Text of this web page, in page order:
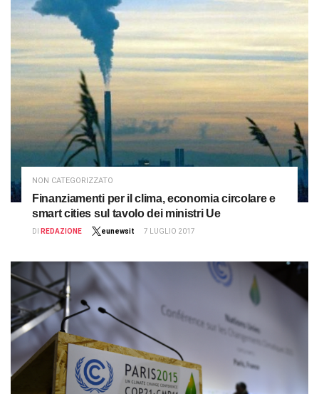
NON CATEGORIZZATO
Finanziamenti per il clima, economia circolare e
smart cities sul tavolo dei ministri Ue
DI REDAZIONE eunewsit 7 LUGLIO 2017